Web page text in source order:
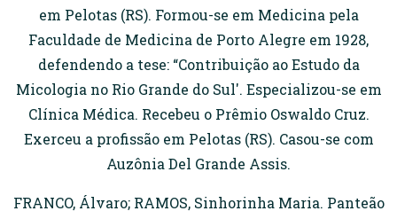
em Pelotas (RS). Formou-se em Medicina pela
Faculdade de Medicina de Porto Alegre em 1928,
defendendo a tese: “Contribuição ao Estudo da
Micologia no Rio Grande do Sul'. Especializou-se em
Clínica Médica. Recebeu o Prêmio Oswaldo Cruz.
Exerceu a profissão em Pelotas (RS). Casou-se com
Auzônia Del Grande Assis.
FRANCO, Álvaro; RAMOS, Sinhorinha Maria. Panteão